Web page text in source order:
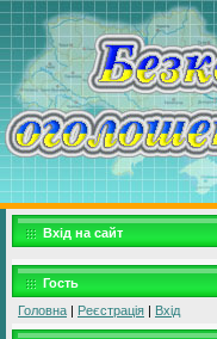
Вхід на сайт
Гость
Головна | Реєстрація | Вхід